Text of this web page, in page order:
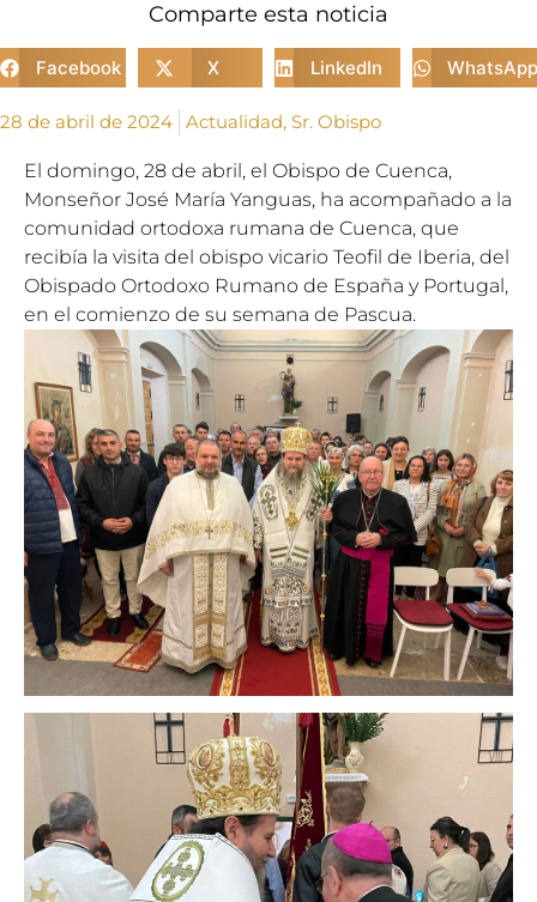
Comparte esta noticia
Facebook X LinkedIn WhatsApp
28 de abril de 2024 Actualidad, Sr. Obispo
El domingo, 28 de abril, el Obispo de Cuenca,
Monseñor José María Yanguas, ha acompañado a la
comunidad ortodoxa rumana de Cuenca, que
recibía la visita del obispo vicario Teofil de Iberia, del
Obispado Ortodoxo Rumano de España y Portugal,
en el comienzo de su semana de Pascua.